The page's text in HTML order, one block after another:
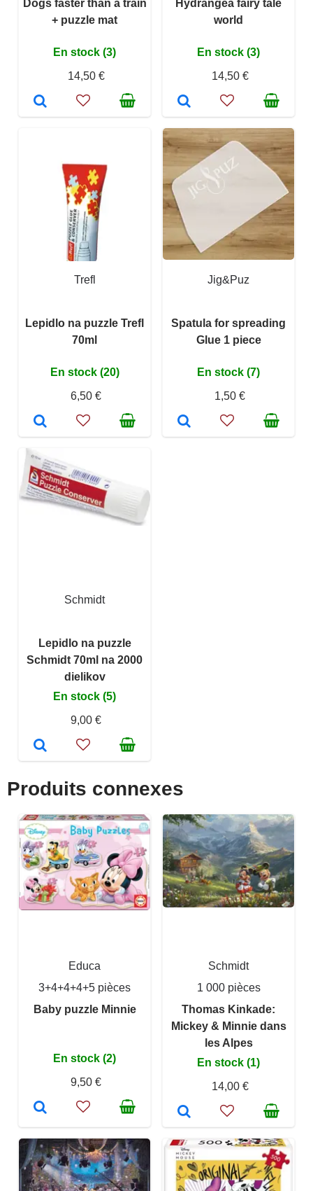
Dogs faster than a train
+ puzzle mat
En stock (3)
14,50 €
Hydrangea fairy tale
world
En stock (3)
14,50 €
Trefl
Lepidlo na puzzle Trefl
70ml
En stock (20)
6,50 €
Jig&Puz
Spatula for spreading
Glue 1 piece
En stock (7)
1,50 €
Schmidt
Lepidlo na puzzle
Schmidt 70ml na 2000
dielikov
En stock (5)
9,00 €
Produits connexes
Educa
3+4+4+4+5 pièces
Baby puzzle Minnie
En stock (2)
9,50 €
Schmidt
1 000 pièces
Thomas Kinkade:
Mickey & Minnie dans
les Alpes
En stock (1)
14,00 €